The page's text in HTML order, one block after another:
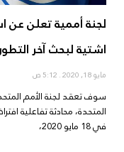
لجنة أممية تعلن عن
اشتية لبحث آخر
مايو 18, 2020
سوف تعقد لجنة الأمم
المتحدة، محادثة تفاعلية
في 18 مايو 2020،